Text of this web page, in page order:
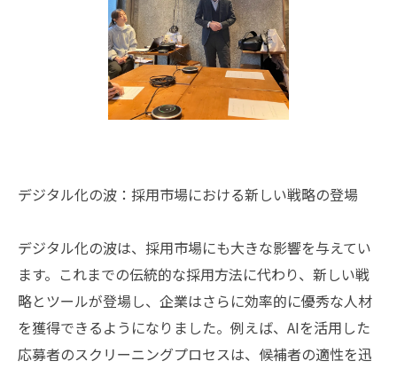
デジタル化の波：採用市場における新しい戦略の登場
デジタル化の波は、採用市場にも大きな影響を与えてい
ます。これまでの伝統的な採用方法に代わり、新しい戦
略とツールが登場し、企業はさらに効率的に優秀な人材
を獲得できるようになりました。例えば、AIを活用した
応募者のスクリーニングプロセスは、候補者の適性を迅